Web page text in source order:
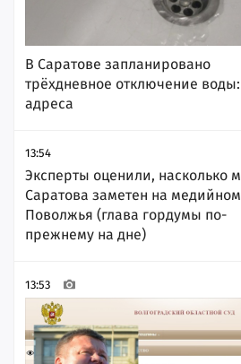
В Саратове запланировано
трёхдневное отключение воды:
адреса
13:54
Эксперты оценили, насколько
Саратова заметен на
Поволжья (глава гордумы по-
прежнему на дне)
13:53